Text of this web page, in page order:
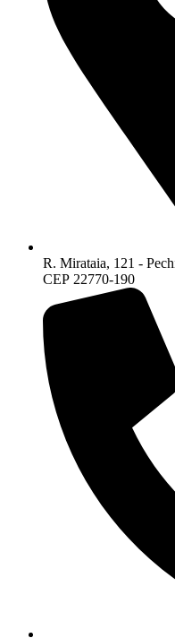
R. Mirataia, 121 -
CEP 22770-190